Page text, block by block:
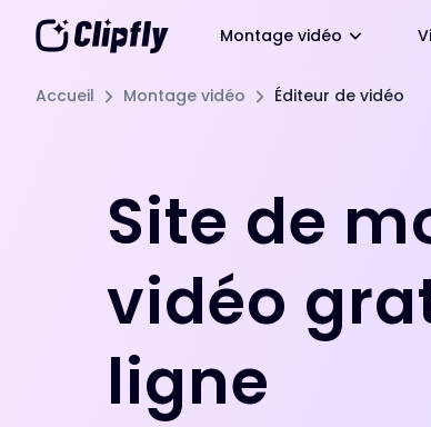
Montage vidéo
Accueil Montage vidéo Éditeur de vidéo
Site de
vidéo
ligne